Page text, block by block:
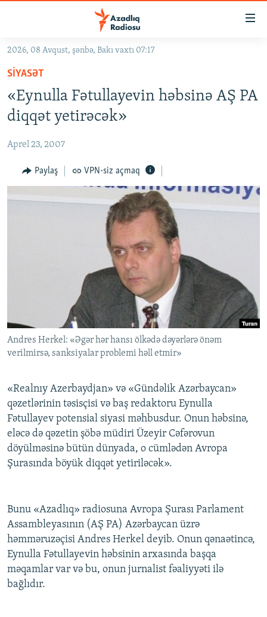
Əsas
qayıt
Əsas
naviqasiyaya
qayıt
Axtarışa
keç
GÜNDƏM
KORRUPSIOMETR
#ƏSLINDƏ
FƏRQƏ BAX
QANUNI DOĞRU
AZƏRBAYCAN ƏDƏBIYYATI KITABXANASI
İSLAM VƏ DEMOKRATIYA
İZ - MƏDƏNIYYƏT PROQRAMI
PEŞƏ ETIKASI VƏ JURNALISTIKA STANDARTLARIMIZ
MATERIALLARIMIZDAN ISTIFADƏ
AZADLIQRADIOSU MOBIL TELEFONUNUZDA
XƏBƏR BÜLLETENLƏRIMIZ
RFE/RL-in bütün saytları
2026, 08 Avqust, şənbə, Bakı vaxtı 07:17
SIYASƏT
«Eynulla Fətullayevin həbsinə AŞ PA
diqqət yetirəcək»
Aprel 23, 2007
Paylaş VPN-siz açmaq
Andres Herkel: «Əgər hər hansı ölkədə dəyərlərə önəm
verilmirsə, sanksiyalar problemi həll etmir»
«Realnıy Azerbaydjan» və «Gündəlik Azərbaycan»
qəzetlərinin təsisçisi və baş redaktoru Eynulla
Fətullayev potensial siyasi məhbusdur. Onun həbsinə,
eləcə də qəzetin şöbə müdiri Üzeyir Cəfərovun
döyülməsinə bütün dünyada, o cümlədən Avropa
Şurasında böyük diqqət yetiriləcək».
Bunu «Azadlıq» radiosuna Avropa Şurası Parlament
Assambleyasının (AŞ PA) Azərbaycan üzrə
həmməruzəçisi Andres Herkel deyib. Onun qənaətincə,
Eynulla Fətullayevin həbsinin arxasında başqa
məqamlar var və bu, onun jurnalist fəaliyyəti ilə
bağlıdır.